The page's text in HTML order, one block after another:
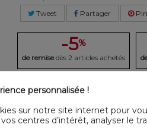
Tweet Partager
-5%
de remise dès 2 articles achetés
Certification
personnalisée !
sur notre site internet pour
centres d’intérêt, analyser le